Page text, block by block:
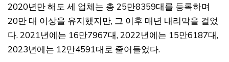
2020년만 해도 세 업체는 총 25만8359대를 등록하며
20만 대 이상을 유지했지만, 그 이후 매년 내리막을 걸었
다. 2021년에는 16만7967대, 2022년에는 15만6187대,
2023년에는 12만4591대로 줄어들었다.